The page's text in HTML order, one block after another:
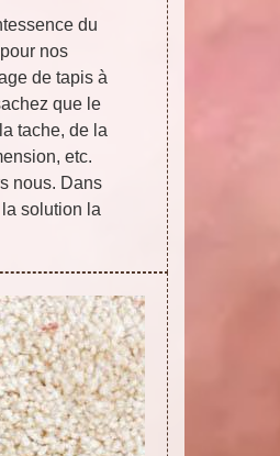
du
nos
de tapis à
que le
tache, de la
etc.
nous. Dans
solution la